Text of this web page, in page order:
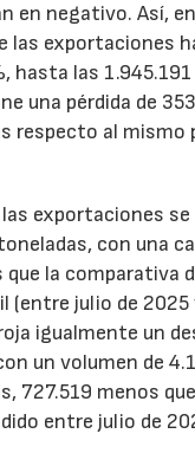
en negativo. Así,
las exportaciones
hasta las
una pérdida de
respecto al mismo
las exportaciones
con una
la comparativa
(entre julio de 2025
igualmente un
un volumen de
727.519 menos
entre julio de